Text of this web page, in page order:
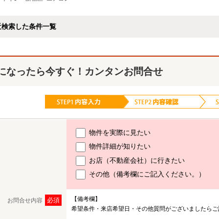
検索した条件一覧
なったら今すぐ！カンタンお問合せ
お問合せ内容 必須
物件を実際に見たい
物件詳細が知りたい
お店（不動産会社）に行きたい
その他（備考欄にご記入ください。）
【備考欄】
希望条件・来店希望日・その他質問がございましたら